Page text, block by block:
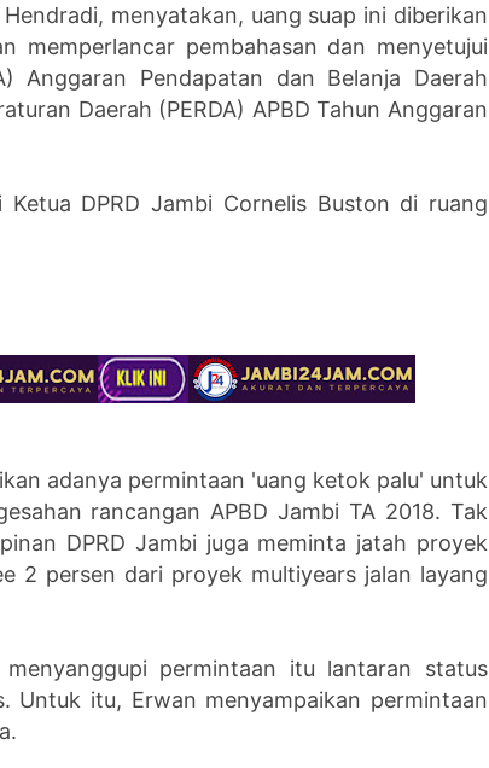
menyatakan, uang suap ini diberikan
memperlancar pembahasan dan menyetujui
Anggaran Pendapatan dan Belanja Daerah
Daerah (PERDA) APBD Tahun Anggaran
DPRD Jambi Cornelis Buston di ruang
adanya permintaan 'uang ketok palu' untuk
rancangan APBD Jambi TA 2018. Tak
DPRD Jambi juga meminta jatah proyek
2 persen dari proyek multiyears jalan layang
permintaan itu lantaran status
Untuk itu, Erwan menyampaikan permintaan